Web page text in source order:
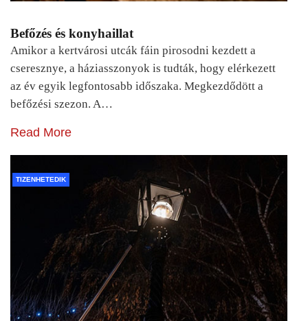
Befőzés és konyhaillat
Amikor a kertvárosi utcák fáin pirosodni kezdett a
cseresznye, a háziasszonyok is tudták, hogy elérkezett
az év egyik legfontosabb időszaka. Megkezdődött a
befőzési szezon. A…
Read More
TIZENHETEDIK